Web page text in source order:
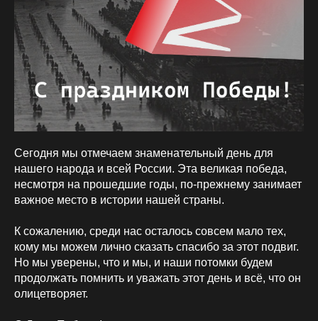
Сегодня мы отмечаем знаменательный день для
нашего народа и всей России. Эта великая победа,
несмотря на прошедшие годы, по-прежнему занимает
важное место в истории нашей страны.
К сожалению, среди нас осталось совсем мало тех,
кому мы можем лично сказать спасибо за этот подвиг.
Но мы уверены, что и мы, и наши потомки будем
продолжать помнить и уважать этот день и всё, что он
олицетворяет.